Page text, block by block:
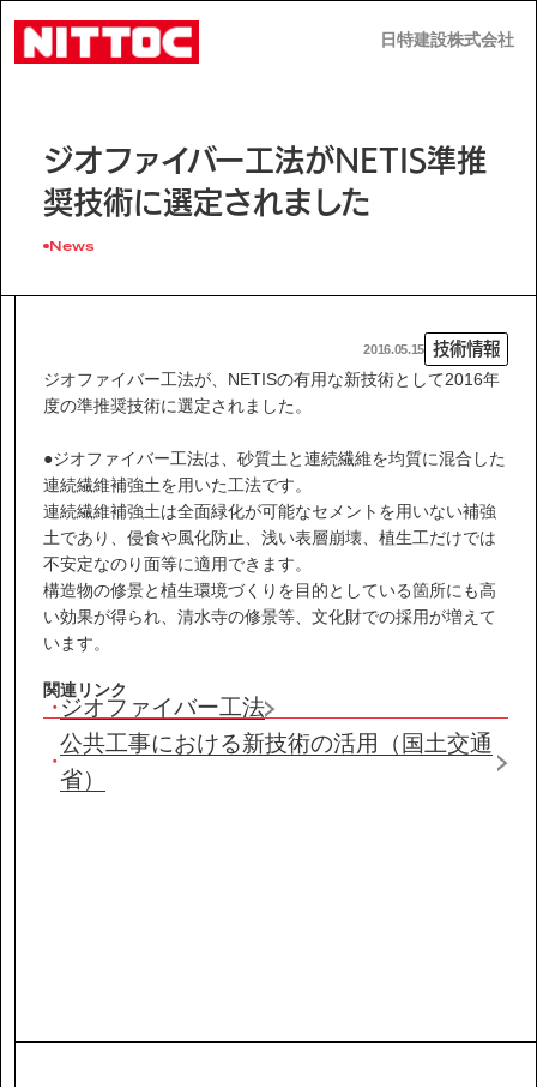
日特建設株式会社
日特建設株式会社
事業内容
技術情報
企業情報
IR情報
サステナビリティ
ニュース
お問い合わせ
ジオファイバー工法がNETIS準推
奨技術に選定されました
News
2016.05.15 技術情報
ジオファイバー工法が、NETISの有用な新技術として2016年
度の準推奨技術に選定されました。
●ジオファイバー工法は、砂質土と連続繊維を均質に混合した
連続繊維補強土を用いた工法です。
連続繊維補強土は全面緑化が可能なセメントを用いない補強
土であり、侵食や風化防止、浅い表層崩壊、植生工だけでは
不安定なのり面等に適用できます。
構造物の修景と植生環境づくりを目的としている箇所にも高
い効果が得られ、清水寺の修景等、文化財での採用が増えて
います。
関連リンク
ジオファイバー工法
公共工事における新技術の活用（国土交通
省）